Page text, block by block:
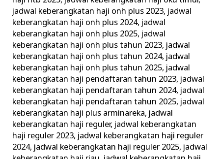
jadwal keberangkatan haji onh plus 2023, jadwal
keberangkatan haji onh plus 2024, jadwal
keberangkatan haji onh plus 2025, jadwal
keberangkatan haji onh plus tahun 2023, jadwal
keberangkatan haji onh plus tahun 2024, jadwal
keberangkatan haji onh plus tahun 2025, jadwal
keberangkatan haji pendaftaran tahun 2023, jadwal
keberangkatan haji pendaftaran tahun 2024, jadwal
keberangkatan haji pendaftaran tahun 2025, jadwal
keberangkatan haji plus arminareka, jadwal
keberangkatan haji reguler, jadwal keberangkatan
haji reguler 2023, jadwal keberangkatan haji reguler
2024, jadwal keberangkatan haji reguler 2025, jadwal